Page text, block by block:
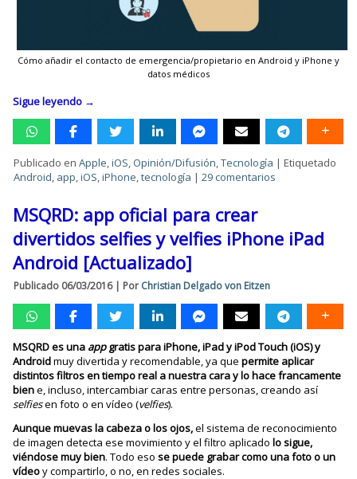
Cómo añadir el contacto de emergencia/propietario en Android y iPhone y
datos médicos
Sigue leyendo →
Publicado en Apple,iOS, Opinión/Difusión,Tecnología |Etiquetado
Android, app,iOS,iPhone,tecnología |29 comentarios
MSQRD: app oficial para crear
divertidos selfies y velfies iPhone iPad
Android [Actualizado]
Publicado 06/03/2016| Por Christian Delgado von Eitzen
MSQRD es una appgratis para iPhone, iPad y iPod Touch (iOS) y
Androidmuy divertida y recomendable, ya quepermite aplicar
distintos filtros en tiempo real a nuestra cara y lo hace francamente
biene, incluso, intercambiar caras entre personas, creando así
selfiesen foto o en vídeo (velfies).
Aunque muevas la cabeza o los ojos,el sistema de reconocimiento
de imagen detecta ese movimiento y el filtro aplicadolo sigue,
viéndose muy bien. Todo esose puede grabar como una foto o un
vídeoy compartirlo, o no, en redes sociales.